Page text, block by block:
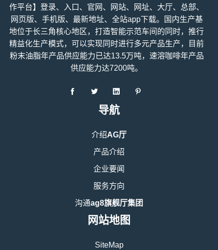
作平台】登录、入口、官网、网站、网址、大厅、总部、
网页版、手机版、最新地址、全站app下载。国内生产基
地位于长三角核心地区，打造智能示范车间的同时，推行
精益化生产模式，可以实现同时进行多元产品生产，目前
粉末油脂年产品供应能力已达13.5万吨，速溶咖啡年产品
供应能力达7200吨。
导航
介绍AG厅
产品介绍
企业要闻
服务方向
沟通ag8旗舰厅集团
网站地图
SiteMap